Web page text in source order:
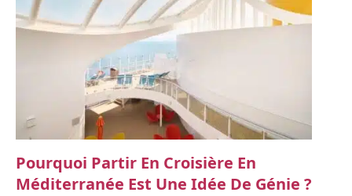
Pourquoi Partir En Croisière En
Méditerranée Est Une Idée De Génie ?